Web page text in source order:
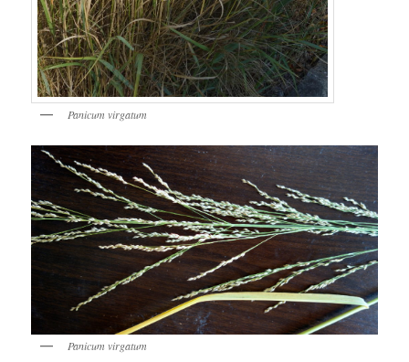
Panicum virgatum
Panicum virgatum